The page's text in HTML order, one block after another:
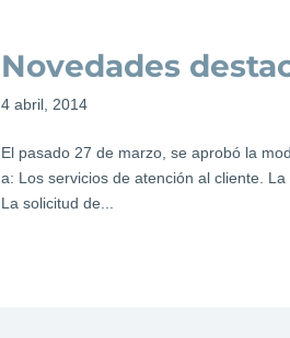
Novedades
4 abril, 2014
El pasado 27 de marzo, se aprobó la
a: Los servicios de atención al cliente.
La solicitud de...